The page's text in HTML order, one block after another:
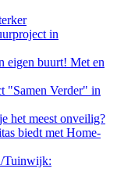
in
eigen buurt! Met en
"Samen Verder" in
het meest onveilig?
biedt met Home-
Tuinwijk: